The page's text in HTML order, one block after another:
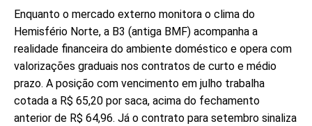
Enquanto o mercado externo monitora o clima do
Hemisfério Norte, a B3 (antiga BMF) acompanha a
realidade financeira do ambiente doméstico e opera com
valorizações graduais nos contratos de curto e médio
prazo. A posição com vencimento em julho trabalha
cotada a R$ 65,20 por saca, acima do fechamento
anterior de R$ 64,96. Já o contrato para setembro sinaliza